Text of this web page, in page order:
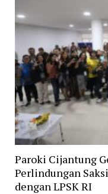
Paroki Cijantung
Perlindungan
dengan LPSK RI